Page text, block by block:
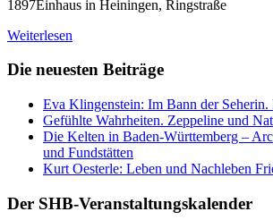
1897Einhaus in Heiningen, Ringstraße
Weiterlesen
Die neuesten Beiträge
Eva Klingenstein: Im Bann der Seherin.
Gefühlte Wahrheiten. Zeppeline und
Die Kelten in Baden-Württemberg –
und Fundstätten
Kurt Oesterle: Leben und Nachleben
Der SHB-Veranstaltungskalender